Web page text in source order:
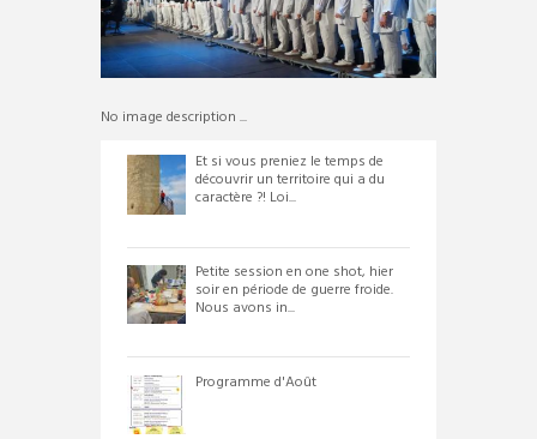
No image description ...
Et si vous preniez le temps de
découvrir un territoire qui a du
caractère ?! Loi...
Petite session en one shot, hier
soir en période de guerre froide.
Nous avons in...
Programme d'Août